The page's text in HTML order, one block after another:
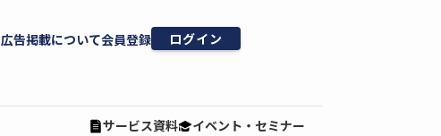
広告掲載について会員登録 ログイン
サービス資料 イベント・セミナー